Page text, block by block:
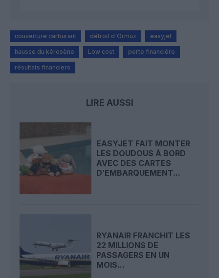
couverture carburant détroit d'Ormuz easyjet
hausse du kérosène Low cost perte financière
résultats financiers
LIRE AUSSI
EASYJET FAIT MONTER
LES DOUDOUS À BORD
AVEC DES CARTES
D’EMBARQUEMENT...
RYANAIR FRANCHIT LES
22 MILLIONS DE
PASSAGERS EN UN
MOIS...